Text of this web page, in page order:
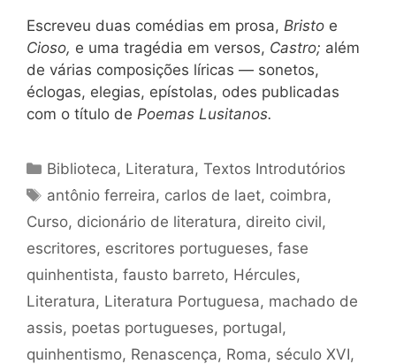
Escreveu duas comédias em prosa, Bristo e
Cioso, e uma tragédia em versos, Castro; além
de várias composições líricas — sonetos,
éclogas, elegias, epístolas, odes publicadas
com o título de Poemas Lusitanos.
Categorias
Biblioteca, Literatura,Textos Introdutórios
Tags
antônio ferreira, carlos de laet, coimbra,
Curso, dicionário de literatura, direito civil,
escritores, escritores portugueses, fase
quinhentista, fausto barreto, Hércules,
Literatura, Literatura Portuguesa, machado de
assis, poetas portugueses, portugal,
quinhentismo, Renascença, Roma, século XVI,